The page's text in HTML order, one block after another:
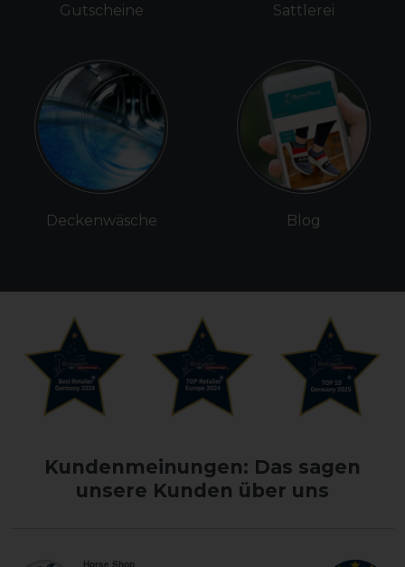
Gutscheine
Deckenwäsche
Sattlerei
Blog
Kundenmeinungen: Das sagen
unsere Kunden über uns